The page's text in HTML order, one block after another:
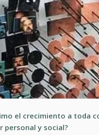
el crecimiento a toda
personal y social?